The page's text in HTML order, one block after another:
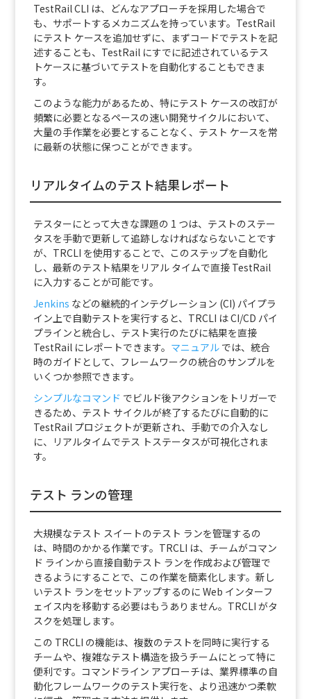
TestRail CLI は、どんなアプローチを採用した場合で
も、サポートするメカニズムを持っています。TestRail
にテスト ケースを追加せずに、まずコードでテストを記
述することも、TestRail にすでに記述されているテス
トケースに基づいてテストを自動化することもできま
す。
このような能力があるため、特にテスト ケースの改訂が
頻繁に必要となるペースの速い開発サイクルにおいて、
大量の手作業を必要とすることなく、テスト ケースを常
に最新の状態に保つことができます。
リアルタイムのテスト結果レポート
テスターにとって大きな課題の 1 つは、テストのステー
タスを手動で更新して追跡しなければならないことです
が、TRCLI を使用することで、このステップを自動化
し、最新のテスト結果をリアル タイムで直接 TestRail
に入力することが可能です。
Jenkins などの継続的インテグレーション (CI) パイプラ
イン上で自動テストを実行すると、TRCLI は CI/CD パイ
プラインと統合し、テスト実行のたびに結果を直接
TestRail にレポートできます。 マニュアルでは、統合
時のガイドとして、フレームワークの統合のサンプルを
いくつか参照できます。
シンプルなコマンド でビルド後アクションをトリガーで
きるため、テスト サイクルが終了するたびに自動的に
TestRail プロジェクトが更新され、手動での介入なし
に、リアルタイムでテス トステータスが可視化されま
す。
テスト ランの管理
大規模なテスト スイートのテスト ランを管理するの
は、時間のかかる作業です。TRCLI は、チームがコマン
ド ラインから直接自動テスト ランを作成および管理で
きるようにすることで、この作業を簡素化します。新し
いテスト ランをセットアップするのに Web インターフ
ェイス内を移動する必要はもうありません。TRCLI がタ
スクを処理します。
この TRCLI の機能は、複数のテストを同時に実行する
チームや、複雑なテスト構造を扱うチームにとって特に
便利です。コマンドライン アプローチは、業界標準の自
動化フレームワークのテスト実行を、より迅速かつ柔軟